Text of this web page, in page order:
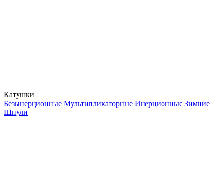
Катушки
Безынерционные Мультипликаторные Инерционные Зимние
Шпули